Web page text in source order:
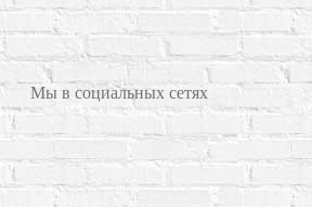
Мы в социальных сетях